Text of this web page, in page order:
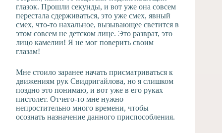
глазок. Прошли секунды, и вот уже она совсем
перестала сдерживаться, это уже смех, явный
смех, что-то нахальное, вызывающее светится в
этом совсем не детском лице. Это разврат, это
лицо камелии! Я не мог поверить своим
глазам!
Мне стоило заранее начать присматриваться к
движениям рук Свидригайлова, но я слишком
поздно это понимаю, и вот уже в его руках
пистолет. Отчего-то мне нужно
непростительно много времени, чтобы
осознать назначение данного приспособления.